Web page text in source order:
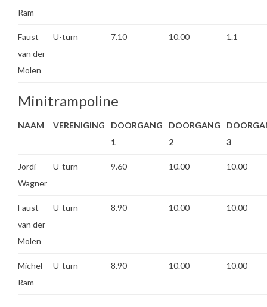
Ram
Faust
van der
Molen
U-turn 7.10 10.00 1.1
Minitrampoline
NAAM VERENIGING
DOORGANG
1
DOORGANG
2
3
Jordi
Wagner
U-turn 9.60 10.00 10.00
Faust
van der
Molen
U-turn 8.90 10.00 10.00
Michel
Ram
U-turn 8.90 10.00 10.00